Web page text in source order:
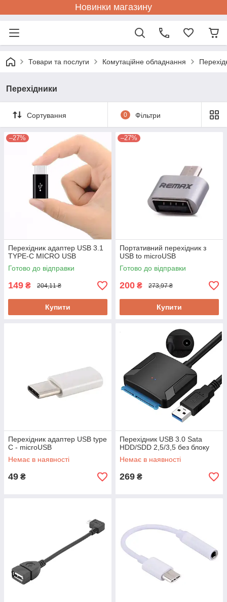
Новинки магазину
Товари та послуги Комутаційне обладнання
Перехідники
Сортування 0 Фільтри
–27%
Перехідник адаптер USB 3.1
TYPE-C MICRO USB
Готово до відправки
149 ₴ 204,11 ₴
Купити
–27%
Портативний перехідник з
USB to microUSB
Готово до відправки
200 ₴ 273,97 ₴
Купити
Перехідник адаптер USB type
C - microUSB
Немає в наявності
49 ₴
Перехідник USB 3.0 Sata
HDD/SDD 2,5/3,5 без блоку
Немає в наявності
269 ₴